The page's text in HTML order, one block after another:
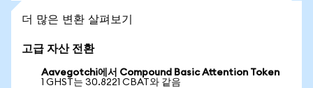
더 많은 변환 살펴보기
고급 자산 전환
Aavegotchi에서 Compound Basic Attention Token
1 GHST는 30.8221 CBAT와 같음